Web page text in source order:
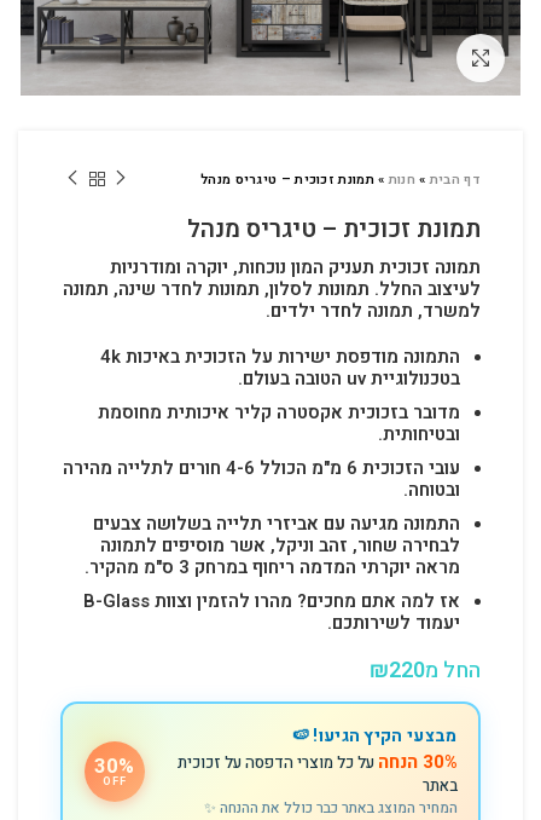
לחץ להגדלה
דף הבית» חנות»תמונת זכוכית – טיגריס מנהל
תמונת זכוכית – טיגריס מנהל
תמונה זכוכית תעניק המון נוכחות, יוקרה ומודרניות
לעיצוב החלל. תמונות לסלון, תמונות לחדר שינה, תמונה
למשרד, תמונה לחדר ילדים.
התמונה מודפסת ישירות על הזכוכית באיכות 4k
בטכנולוגיית uv הטובה בעולם.
מדובר בזכוכית אקסטרה קליר איכותית מחוסמת
ובטיחותית.
עובי הזכוכית 6 מ"מ הכולל 4-6 חורים לתלייה מהירה
ובטוחה.
התמונה מגיעה עם אביזרי תלייה בשלושה צבעים
לבחירה שחור, זהב וניקל, אשר מוסיפים לתמונה
מראה יוקרתי המדמה ריחוף במרחק 3 ס"מ מהקיר.
אז למה אתם מחכים? מהרו להזמין וצוות B-Glass
יעמוד לשירותכם.
החל מ ₪220
מבצעי הקיץ הגיעו! 🍉
30% הנחה
על כל מוצרי הדפסה על זכוכית
באתר
המחיר המוצג באתר כבר כולל את ההנחה ✨
30%
OFF